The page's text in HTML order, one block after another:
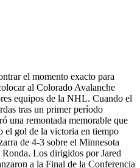
el momento exacto para
al Colorado Avalanche
equipos de la NHL. Cuando el
tras un primer período
una remontada memorable que
el gol de la victoria en tiempo
de 4-3 sobre el Minnesota
Los dirigidos por Jared
a la Final de la Conferencia